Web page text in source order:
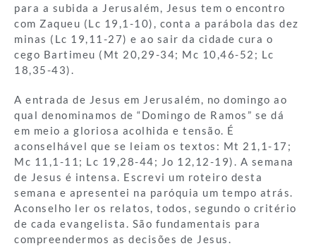
para a subida a Jerusalém, Jesus tem o encontro
com Zaqueu (Lc 19,1-10), conta a parábola das dez
minas (Lc 19,11-27) e ao sair da cidade cura o
cego Bartimeu (Mt 20,29-34; Mc 10,46-52; Lc
18,35-43).
A entrada de Jesus em Jerusalém, no domingo ao
qual denominamos de “Domingo de Ramos” se dá
em meio a gloriosa acolhida e tensão. É
aconselhável que se leiam os textos: Mt 21,1-17;
Mc 11,1-11; Lc 19,28-44; Jo 12,12-19). A semana
de Jesus é intensa. Escrevi um roteiro desta
semana e apresentei na paróquia um tempo atrás.
Aconselho ler os relatos, todos, segundo o critério
de cada evangelista. São fundamentais para
compreendermos as decisões de Jesus.